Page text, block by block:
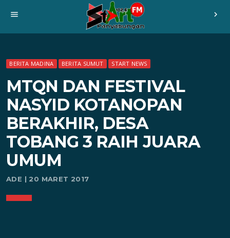
menu chevron_right
BERITA MADINA BERITA SUMUT START NEWS
MTQN DAN FESTIVAL
NASYID KOTANOPAN
BERAKHIR, DESA
TOBANG 3 RAIH JUARA
UMUM
ADE | 20 MARET 2017